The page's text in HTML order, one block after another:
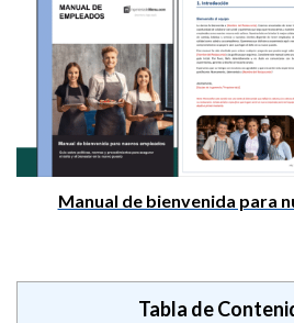
Manual de bienvenida para
Tabla de